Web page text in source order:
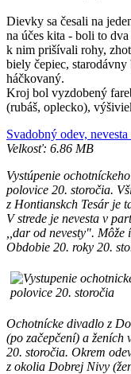
Dievky sa česali na
na účes kita - boli to
k nim prišívali rohy,
biely čepiec,
háčkovaný.
Kroj bol vyzdobený
(rubáš, oplecko),
Svadobný odev,
Velkosť: 6.86 MB
Vystúpenie
polovice 20. storočia.
z Hontianskch Tesár je
V strede je nevesta v
,,dar od nevesty".
Obdobie 20. roky 20.
Ochotnícke divadlo z
(po začepčení) a ženích
20. storočia. Okrem
z okolia Dobrej Nivy